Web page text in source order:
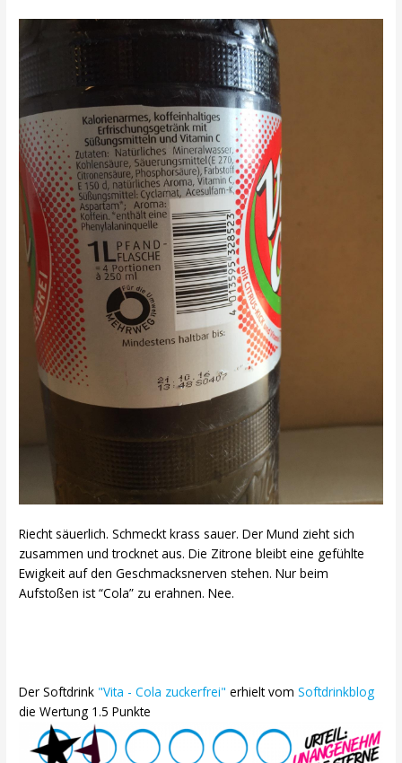
Riecht säuerlich. Schmeckt krass sauer. Der Mund zieht sich
zusammen und trocknet aus. Die Zitrone bleibt eine gefühlte
Ewigkeit auf den Geschmacksnerven stehen. Nur beim
Aufstoßen ist “Cola” zu erahnen. Nee.
Der Softdrink "Vita - Cola zuckerfrei" erhielt vomSoftdrinkblog
die Wertung 1.5 Punkte